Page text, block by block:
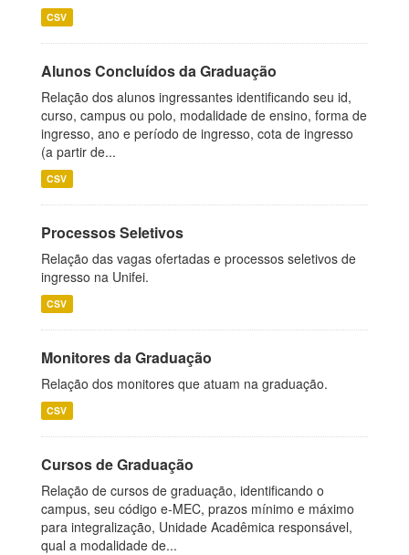
CSV
Alunos Concluídos da Graduação
Relação dos alunos ingressantes identificando seu id,
curso, campus ou polo, modalidade de ensino, forma de
ingresso, ano e período de ingresso, cota de ingresso
(a partir de...
CSV
Processos Seletivos
Relação das vagas ofertadas e processos seletivos de
ingresso na Unifei.
CSV
Monitores da Graduação
Relação dos monitores que atuam na graduação.
CSV
Cursos de Graduação
Relação de cursos de graduação, identificando o
campus, seu código e-MEC, prazos mínimo e máximo
para integralização, Unidade Acadêmica responsável,
qual a modalidade de...